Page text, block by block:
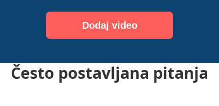
Dodaj video
Često postavljana pitanja